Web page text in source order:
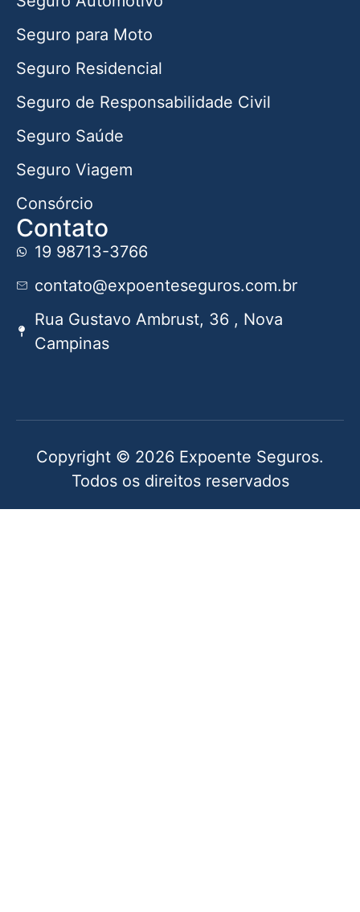
Seguro para Moto
Seguro Residencial
Seguro de Responsabilidade Civil
Seguro Saúde
Seguro Viagem
Consórcio
Contato
19 98713-3766
contato@expoenteseguros.com.br
Rua Gustavo Ambrust, 36 , Nova
Campinas
Copyright © 2026 Expoente Seguros.
Todos os direitos reservados